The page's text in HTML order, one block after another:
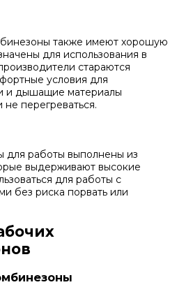
также имеют хорошую
для использования в
стараются
условия для
и дышащие материалы
перегреваться.
для работы выполнены из
выдерживают высокие
для работы с
без риска порвать или